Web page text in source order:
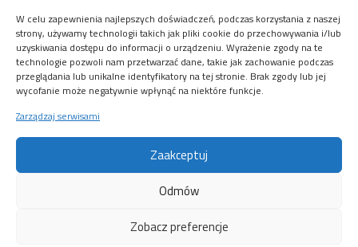
W celu zapewnienia najlepszych doświadczeń, podczas korzystania z naszej
strony, używamy technologii takich jak pliki cookie do przechowywania i/lub
uzyskiwania dostępu do informacji o urządzeniu. Wyrażenie zgody na te
technologie pozwoli nam przetwarzać dane, takie jak zachowanie podczas
przeglądania lub unikalne identyfikatory na tej stronie. Brak zgody lub jej
wycofanie może negatywnie wpłynąć na niektóre funkcje.
Zarządzaj serwisami
Zaakceptuj
Odmów
Zobacz preferencje
Wynajem
Wynajem
Oświetlenia Wykonanie: